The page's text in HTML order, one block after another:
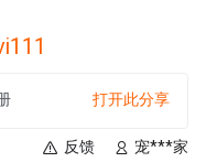
打开此分享
宠***家
反馈